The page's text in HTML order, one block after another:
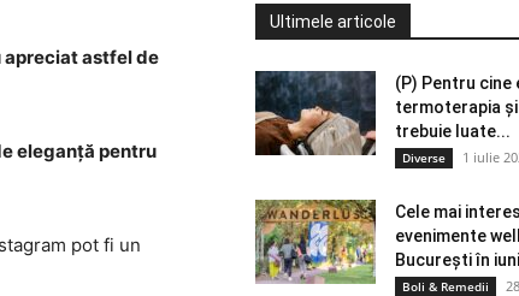
apreciat astfel de
eleganță pentru
pot fi un
Ultimele articole
(P) Pentru
termoterapia
trebuie luate...
Diverse 1 iulie
Cele mai
evenimente
București în
Boli & Remedii